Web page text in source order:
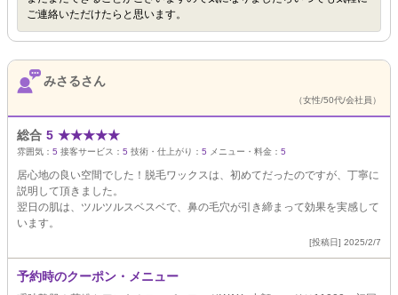
ご連絡いただけたらと思います。
みさるさん
（女性/50代/会社員）
総合 5 ★★★★★
雰囲気： 5 接客サービス： 5 技術・仕上がり： 5 メニュー・料金： 5
居心地の良い空間でした！脱毛ワックスは、初めてだったのですが、丁寧に
説明して頂きました。
翌日の肌は、ツルツルスベスベで、鼻の毛穴が引き締まって効果を実感して
います。
[投稿日] 2025/2/7
予約時のクーポン・メニュー